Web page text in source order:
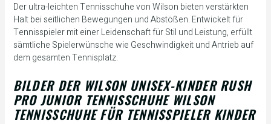
Der ultra-leichten Tennisschuhe von Wilson bieten verstärkten
Halt bei seitlichen Bewegungen und Abstößen. Entwickelt für
Tennisspieler mit einer Leidenschaft für Stil und Leistung, erfüllt
sämtliche Spielerwünsche wie Geschwindigkeit und Antrieb auf
dem gesamten Tennisplatz.
BILDER DER WILSON UNISEX-KINDER RUSH
PRO JUNIOR TENNISSCHUHE WILSON
TENNISSCHUHE FÜR TENNISSPIELER KINDER